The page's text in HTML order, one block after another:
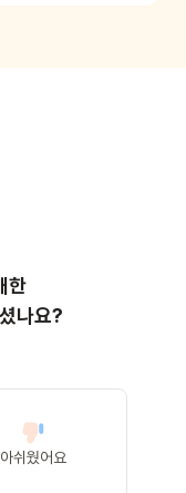
한
나요?
아쉬웠어요